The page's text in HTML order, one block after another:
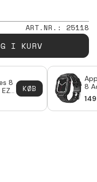
ART.NR. : 25118
I KURV
8
KØB
8
149